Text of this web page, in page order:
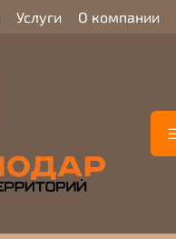
Услуги О компании